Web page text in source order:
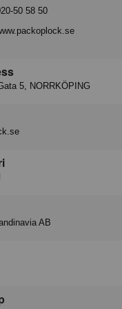
50 58 50
5, NORRKÖPING
AB